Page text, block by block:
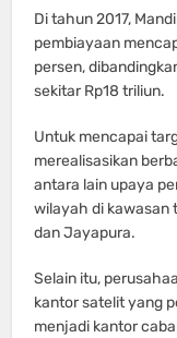
Di tahun 2017,
pembiayaan
persen,
sekitar Rp18 triliun.
Untuk mencapai
merealisasikan
antara lain upaya
wilayah di kawasan
dan Jayapura.
Selain itu,
kantor satelit yang
menjadi kantor